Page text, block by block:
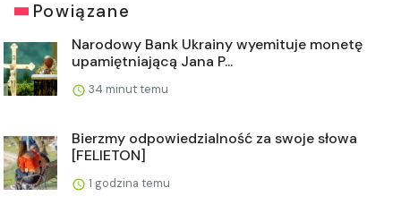
Powiązane
Narodowy Bank Ukrainy wyemituje monetę
upamiętniającą Jana P...
34 minut temu
Bierzmy odpowiedzialność za swoje słowa
[FELIETON]
1 godzina temu